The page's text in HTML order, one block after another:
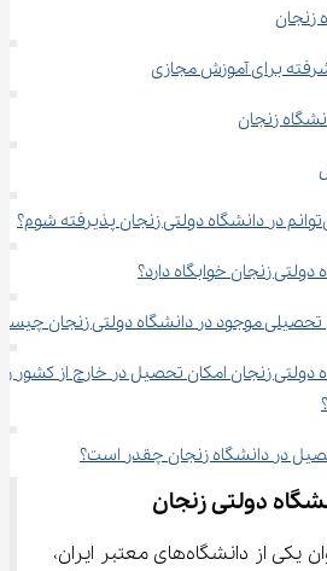
زنجان
زنجان
دولتی زنجان امکان تحصیل در خارج از کشور را
دولتی زنجان
به عنوان یکی از دانشگاه‌های معتبر ایران،